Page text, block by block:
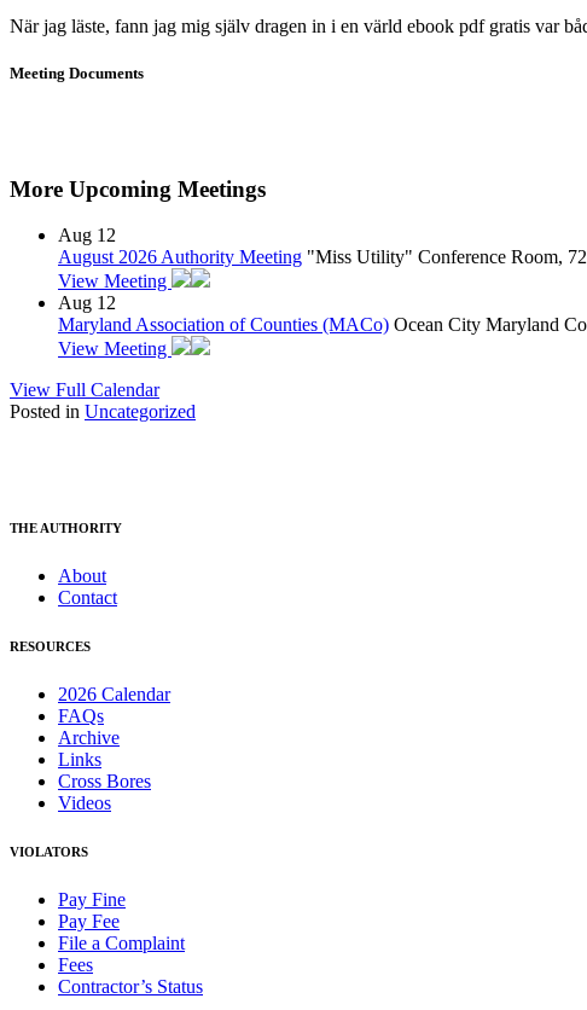
När jag läste, fann jag mig själv dragen in i en värld ebook pdf gratis var
Meeting Documents
More Upcoming Meetings
Aug 12
August 2026 Authority Meeting "Miss Utility" Conference Room,
View Meeting
Aug 12
Maryland Association of Counties (MACo) Ocean City Maryland
View Meeting
View Full Calendar
Posted in Uncategorized
THE AUTHORITY
About
Contact
RESOURCES
2026 Calendar
FAQs
Archive
Links
Cross Bores
Videos
VIOLATORS
Pay Fine
Pay Fee
File a Complaint
Fees
Contractor’s Status